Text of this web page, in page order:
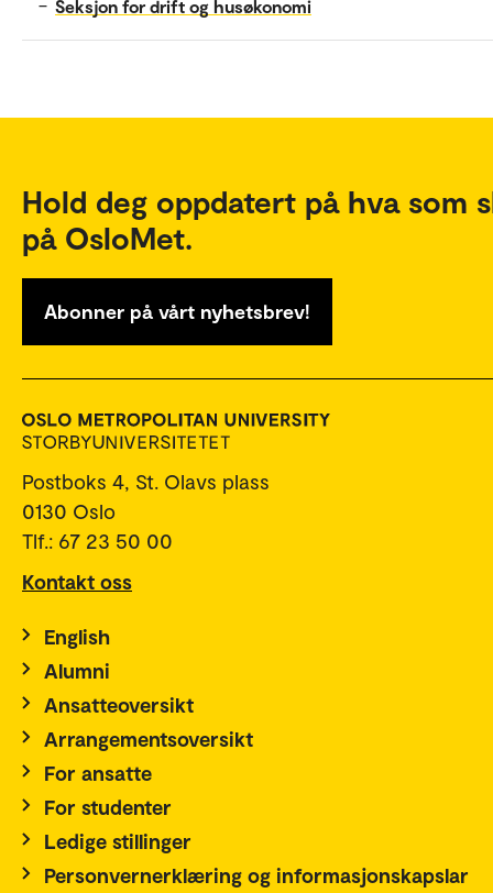
– Seksjon for drift og husøkonomi
Hold deg oppdatert på hva som
på OsloMet.
Abonner på vårt nyhetsbrev!
Postboks 4, St. Olavs plass
0130 Oslo
Tlf.: 67 23 50 00
Kontakt oss
English
Alumni
Ansatteoversikt
Arrangementsoversikt
For ansatte
For studenter
Ledige stillinger
Personvernerklæring og informasjonskapslar